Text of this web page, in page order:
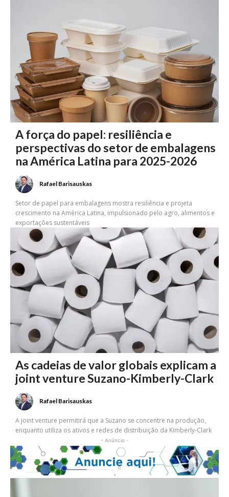
A força do papel: resiliência e
perspectivas do setor de embalagens
na América Latina para 2025-2026
Rafael Barisauskas
Setor de papel para embalagens mostra resiliência e projeta
crescimento na América Latina, impulsionado pelo agro, alimentos e
exportações sustentáveis
As cadeias de valor globais explicam a
joint venture Suzano-Kimberly-Clark
Rafael Barisauskas
A joint venture permitirá que a Suzano se concentre na produção,
enquanto utiliza os ativos e redes de distribuição da Kimberly-Clark
- Anúncio -